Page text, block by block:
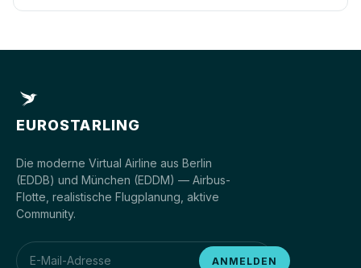
EUROSTARLING
Die moderne Virtual Airline aus Berlin
(EDDB) und München (EDDM) — Airbus-
Flotte, realistische Flugplanung, aktive
Community.
ANMELDEN